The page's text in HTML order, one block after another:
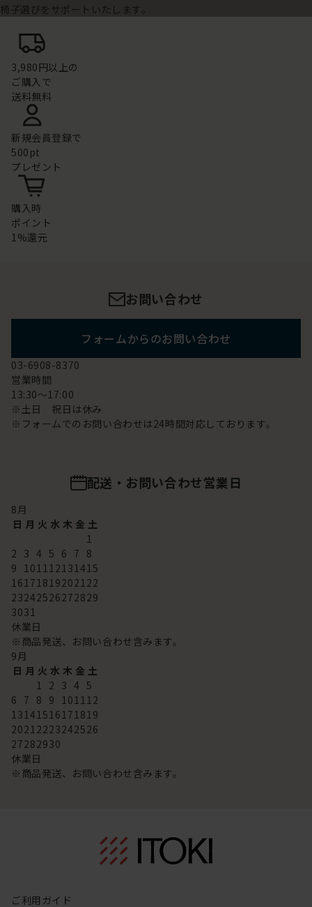
椅子選びをサポートいたします。
3,980円以上の
ご購入で
送料無料
新規会員登録で
500pt
プレゼント
購入時
ポイント
1%還元
お問い合わせ
フォームからのお問い合わせ
03-6908-8370
営業時間
13:30～17:00
※土日 祝日は休み
※フォームでのお問い合わせは24時間対応しております。
配送・お問い合わせ営業日
8月
日 月 火 水 木 金 土
1
2 3 4 5 6 7 8
9 101112131415
16171819202122
23242526272829
3031
休業日
※商品発送、お問い合わせ含みます。
9月
日 月 火 水 木 金 土
1 2 3 4 5
6 7 8 9 101112
13141516171819
20212223242526
27282930
休業日
※商品発送、お問い合わせ含みます。
ご利用ガイド